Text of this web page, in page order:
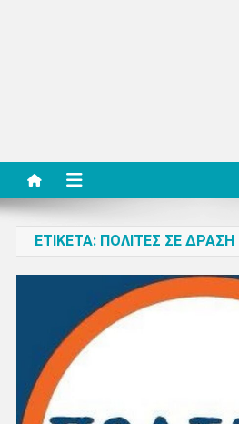
ΕΤΙΚΈΤΑ: ΠΟΛΊΤΕΣ ΣΕ ΔΡΆΣΗ